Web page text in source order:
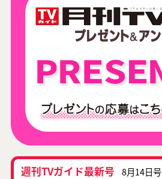
週刊TVガイド最新号 8月14日号